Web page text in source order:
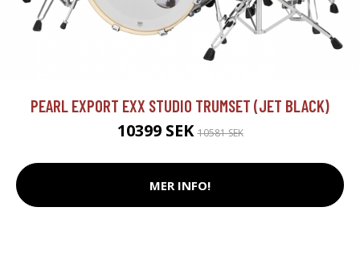
PEARL EXPORT EXX STUDIO TRUMSET (JET BLACK)
10399 SEK10581 SEK
MER INFO!